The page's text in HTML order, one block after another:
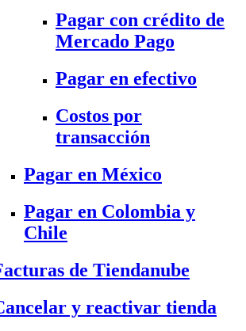
Pagar con crédito de
Mercado Pago
Pagar en efectivo
Costos por
transacción
Pagar en México
Pagar en Colombia y
Chile
de Tiendanube
y reactivar tienda